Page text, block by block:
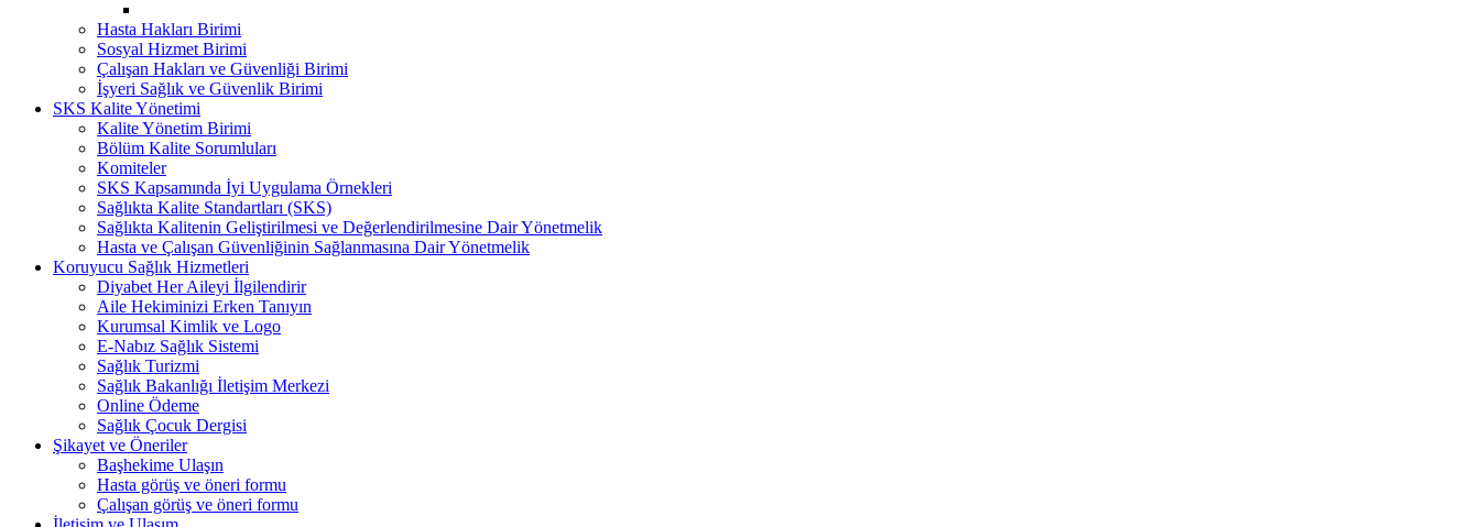
Hasta Hakları Birimi
Sosyal Hizmet Birimi
Çalışan Hakları ve Güvenliği Birimi
İşyeri Sağlık ve Güvenlik Birimi
SKS Kalite Yönetimi
Kalite Yönetim Birimi
Bölüm Kalite Sorumluları
Komiteler
SKS Kapsamında İyi Uygulama Örnekleri
Sağlıkta Kalite Standartları (SKS)
Sağlıkta Kalitenin Geliştirilmesi ve Değerlendirilmesine Dair Yönetmelik
Hasta ve Çalışan Güvenliğinin Sağlanmasına Dair Yönetmelik
Koruyucu Sağlık Hizmetleri
Diyabet Her Aileyi İlgilendirir
Aile Hekiminizi Erken Tanıyın
Kurumsal Kimlik ve Logo
E-Nabız Sağlık Sistemi
Sağlık Turizmi
Sağlık Bakanlığı İletişim Merkezi
Online Ödeme
Sağlık Çocuk Dergisi
Şikayet ve Öneriler
Başhekime Ulaşın
Hasta görüş ve öneri formu
Çalışan görüş ve öneri formu